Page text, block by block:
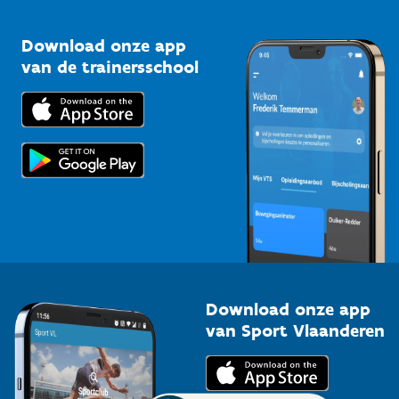
Bedrijven
Trainers en begeleiders
Topsporters
Kennisplatform
Downloads
Voor de pers
Download onze app
van de trainersschool
Download onze app
van Sport Vlaanderen